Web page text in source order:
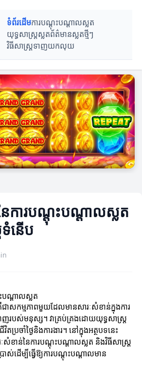
ទំព័រដើមការបណ្តុះបណ្តាលស្លត
យុទ្ធសាស្ត្រស្លតព័ត៌មានស្លតថ្មីៗ
វិធីសាស្ត្រទាញយកលុយ
ការបណ្តុះបណ្តាលស្លត
នើប
បណ្តាលស្លត
ាសកម្មភាពមួយដែលមានសារៈសំខាន់ក្នុងការ
ញរបស់មនុស្ស។ វាគ្រប់គ្រងដោយយុទ្ធសាស្ត្រ
តប្រចាំថ្ងៃនិងការងារ។ នៅក្នុងអត្ថបទនេះ
សំខាន់នៃការបណ្តុះបណ្តាលស្លត និងវិធីសាស្ត្រ
ាស់ដើម្បីធ្វើឱ្យការបណ្តុះបណ្តាលមាន